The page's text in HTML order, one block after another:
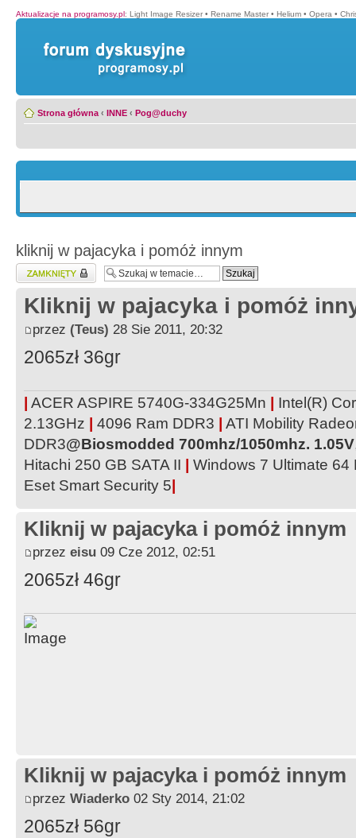
Aktualizacje na programosy.pl: Light Image Resizer • Rename Master • Helium • Opera •
Strona główna ‹ INNE ‹ Pog@duchy
kliknij w pajacyka i pomóż innym
Zablokowany temat
Kliknij w pajacyka i pomóż
przez (Teus) 28 Sie 2011, 20:32
2065zł 36gr
| ACER ASPIRE 5740G-334G25Mn | Intel(R)
2.13GHz | 4096 Ram DDR3 | ATI Mobility
DDR3@Biosmodded 700mhz/1050mhz. 1.05V
Hitachi 250 GB SATA II | Windows 7 Ultimate 64
Eset Smart Security 5|
Kliknij w pajacyka i pomóż innym
przez eisu 09 Cze 2012, 02:51
2065zł 46gr
Kliknij w pajacyka i pomóż innym
przez Wiaderko 02 Sty 2014, 21:02
2065zł 56gr